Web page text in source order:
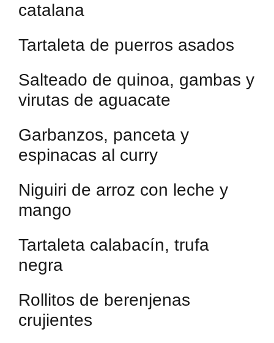
catalana
Tartaleta de puerros asados
Salteado de quinoa, gambas y
virutas de aguacate
Garbanzos, panceta y
espinacas al curry
Niguiri de arroz con leche y
mango
Tartaleta calabacín, trufa
negra
Rollitos de berenjenas
crujientes